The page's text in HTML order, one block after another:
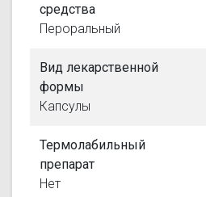
средства
Пероральный
Вид лекарственной
формы
Капсулы
Термолабильный
препарат
Нет